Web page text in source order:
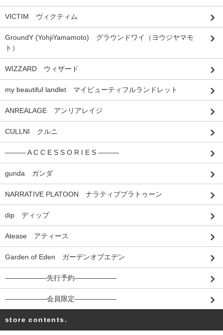
VICTIM ヴィクティム
GroundY (YohjiYamamoto) グラウンドワイ（ヨウジヤマモ
ト）
WIZZARD ウィザード
my beautiful landlet マイビューティフルランドレット
ANREALAGE アンリアレイジ
CULLNI クルニ
――― A C C E S S O R I E S ―――
gunda ガンダ
NARRATIVE PLATOON ナラティブプラトゥーン
dip ディップ
Atease アティース
Garden of Eden ガーデンオブエデン
――――――先行予約――――――
――――――会員限定――――――
store contents.